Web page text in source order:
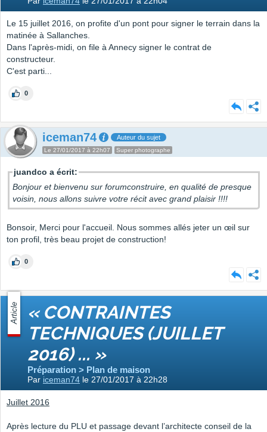
Le 15 juillet 2016, on profite d'un pont pour signer le terrain dans la
matinée à Sallanches.
Dans l'après-midi, on file à Annecy signer le contrat de
constructeur.
C'est parti...
0
iceman74 Auteur du sujet
Le 27/01/2017 à 22h07 Super photographe
juandco a écrit:
Bonjour et bienvenu sur forumconstruire, en qualité de presque
voisin, nous allons suivre votre récit avec grand plaisir !!!!
Bonsoir, Merci pour l'accueil. Nous sommes allés jeter un œil sur
ton profil, très beau projet de construction!
0
Article « CONTRAINTES
TECHNIQUES (JUILLET
2016) ... »
Préparation > Plan de maison
Par iceman74 le 27/01/2017 à 22h28
Juillet 2016
Après lecture du PLU et passage devant l’architecte conseil de la